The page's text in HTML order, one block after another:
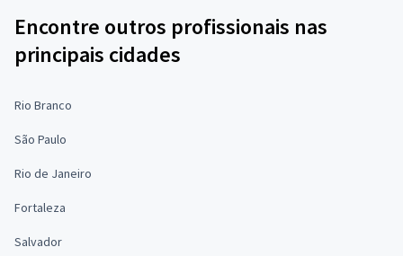
Encontre outros profissionais nas
principais cidades
Rio Branco
São Paulo
Rio de Janeiro
Fortaleza
Salvador